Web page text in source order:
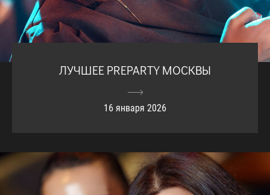
ЛУЧШЕЕ PREPARTY МОСКВЫ
16 января 2026